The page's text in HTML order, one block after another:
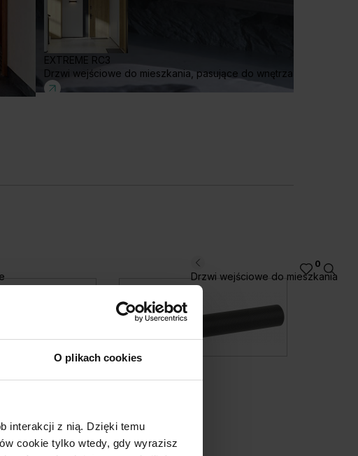
O plikach cookies
interakcji z nią. Dzięki temu
cookie tylko wtedy, gdy wyrazisz
EXTREME RC3
Drzwi wejściowe do mieszkania, pasujące do wnętrza
Drzwi wejściowe do mieszkania
0